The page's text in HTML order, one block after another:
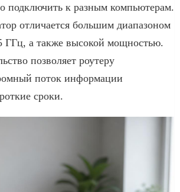
подключить к разным компьютерам.
отличается большим диапазоном
ГГц, а также высокой мощностью.
позволяет роутеру
поток информации
сроки.